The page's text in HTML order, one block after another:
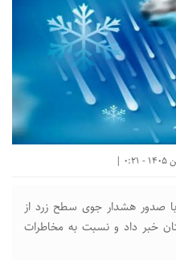
صدور هشدار جوی سطح زرد از
خبر داد و نسبت به مخاطرات